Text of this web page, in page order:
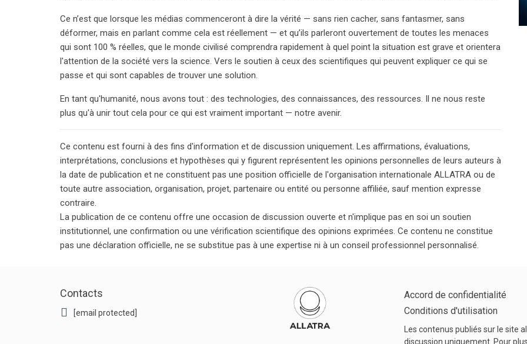
Ce n’est que lorsque les médias commenceront à dire la vérité — sans rien cacher, sans fantasmer, sans
déformer, mais en parlant comme cela est réellement — et qu’ils parleront ouvertement de toutes les menaces
qui sont 100 % réelles, que le monde civilisé comprendra rapidement à quel point la situation est grave et orientera
l'attention de la société vers la science. Vers le soutien à ceux des scientifiques qui peuvent expliquer ce qui se
passe et qui sont capables de trouver une solution.
En tant qu'humanité, nous avons tout : des technologies, des connaissances, des ressources. Il ne nous reste
plus qu'à unir tout cela pour ce qui est vraiment important — notre avenir.
Ce contenu est fourni à des fins d'information et de discussion uniquement. Les affirmations, évaluations,
interprétations, conclusions et hypothèses qui y figurent représentent les opinions personnelles de leurs auteurs à
la date de publication et ne constituent pas une position officielle de l'organisation internationale ALLATRA ou de
toute autre association, organisation, projet, partenaire ou entité ou personne affiliée, sauf mention expresse
contraire.
La publication de ce contenu offre une occasion de discussion ouverte et n'implique pas en soi un soutien
institutionnel, une confirmation ou une vérification scientifique des opinions exprimées. Ce contenu ne constitue
pas une déclaration officielle, ne se substitue pas à une expertise ni à un conseil professionnel personnalisé.
Contacts
[email protected]
Accord de confidentialité
Conditions d'utilisation
Les contenus publiés sur le
discussion uniquement. Pour